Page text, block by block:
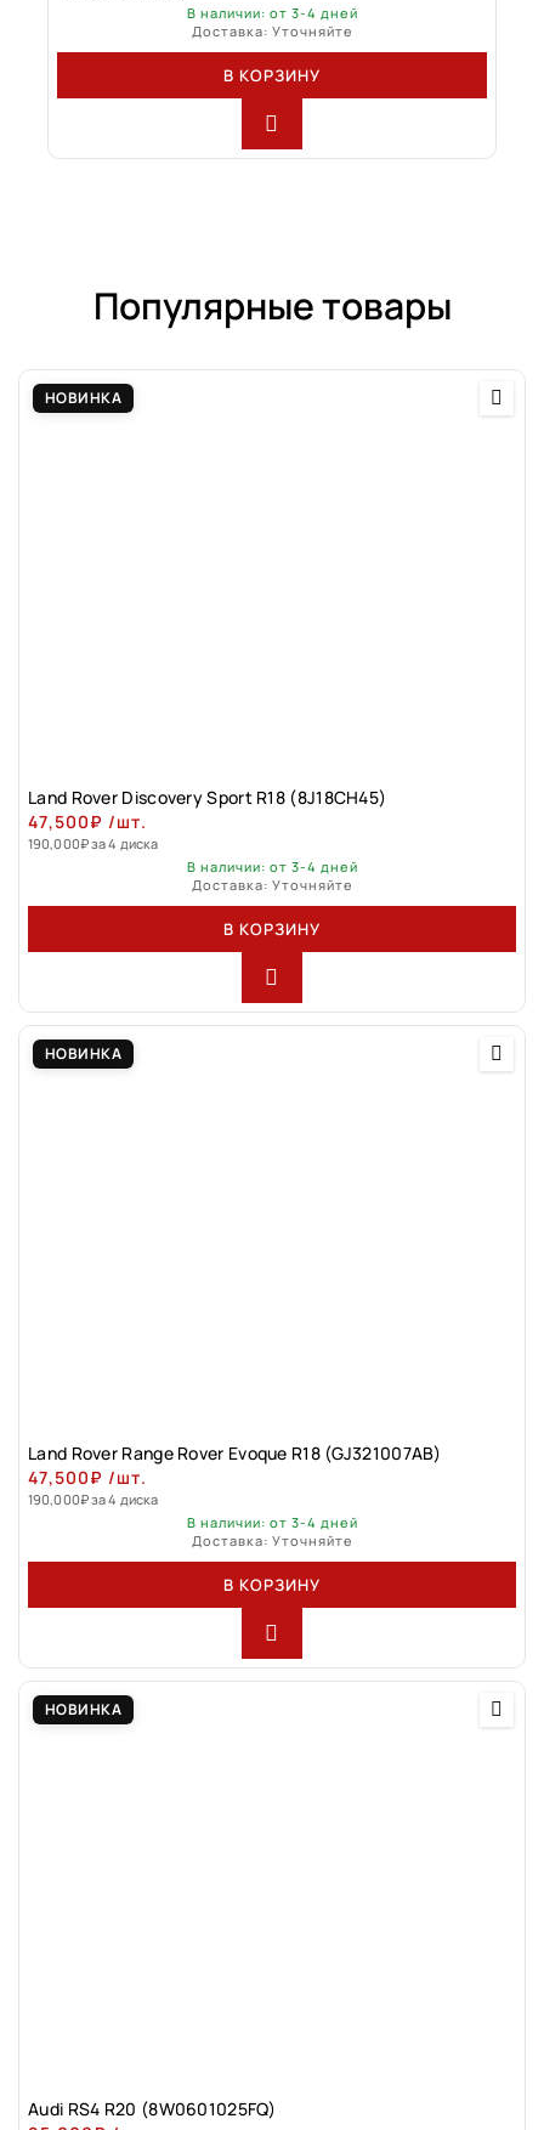
В наличии: от 3-4 дней
Доставка: Уточняйте
В КОРЗИНУ
Популярные товары
НОВИНКА
Land Rover Discovery Sport R18 (8J18CH45)
47,500₽ /шт.
190,000₽за 4 диска
В наличии: от 3-4 дней
Доставка: Уточняйте
В КОРЗИНУ
НОВИНКА
Land Rovеr Rаngе Rоver Evоque R18 (GJ321007АВ)
47,500₽ /шт.
190,000₽за 4 диска
В наличии: от 3-4 дней
Доставка: Уточняйте
В КОРЗИНУ
НОВИНКА
Audi RS4 R20 (8W0601025FQ)